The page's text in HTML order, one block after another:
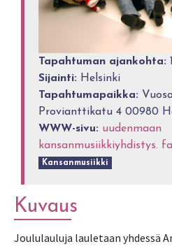
Tapahtuman ajankohta:
Sijainti: Helsinki
Tapahtumapaikka:
Provianttikatu 4 00980
WWW-sivu: uudenmaan
kansanmusiikkiyhdistys.
Kansanmusiikki
Kuvaus
Joululauluja lauletaan yhdessä